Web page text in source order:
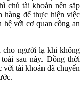
chủ tài khoản nên sắp
hàng để thực hiện việc
với cơ quan công an
cho người lạ khi không
sau này. Đồng thời
với tài khoản đã chuyển